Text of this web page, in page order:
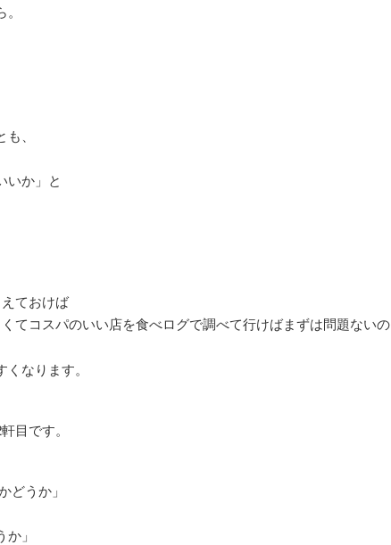
、
いか」と
ておけば
てコスパのいい店を食べログで調べて行けばまずは問題ないの
なります。
目です。
どうか」
」